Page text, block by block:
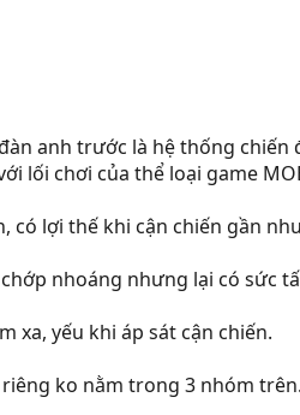
anh trước là hệ thống chiến
lối chơi của thể loại game
có lợi thế khi cận chiến gần
nhoáng nhưng lại có sức
xa, yếu khi áp sát cận chiến.
riêng ko nằm trong 3 nhóm